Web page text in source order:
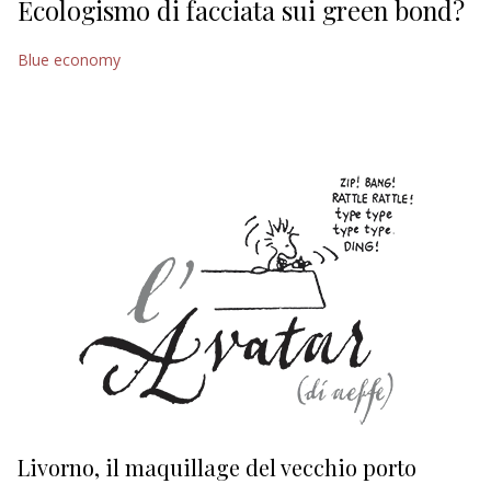
NAUTICA
Ecologismo di facciata sui green bond?
Blue economy
Livorno, il maquillage del vecchio porto